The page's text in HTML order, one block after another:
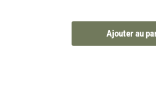
Ajouter au